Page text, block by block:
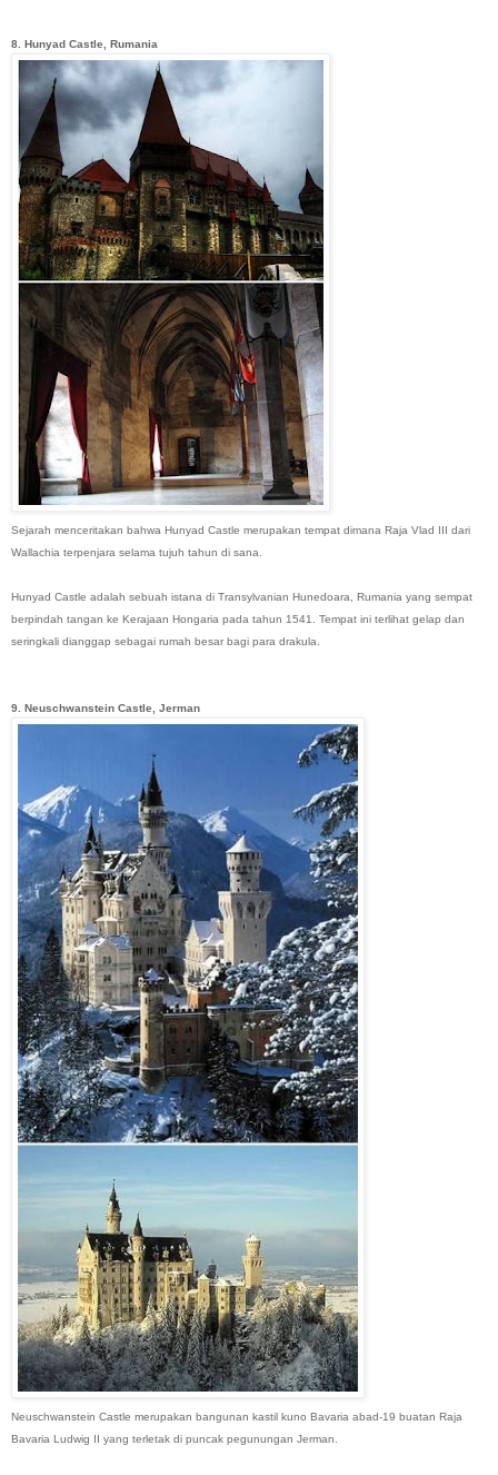
8. Hunyad Castle, Rumania
Sejarah menceritakan bahwa Hunyad Castle merupakan tempat dimana Raja Vlad III dari
Wallachia terpenjara selama tujuh tahun di sana.
Hunyad Castle adalah sebuah istana di Transylvanian Hunedoara, Rumania yang sempat
berpindah tangan ke Kerajaan Hongaria pada tahun 1541. Tempat ini terlihat gelap dan
seringkali dianggap sebagai rumah besar bagi para drakula.
9. Neuschwanstein Castle, Jerman
Neuschwanstein Castle merupakan bangunan kastil kuno Bavaria abad-19 buatan Raja
Bavaria Ludwig II yang terletak di puncak pegunungan Jerman.